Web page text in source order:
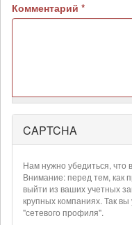
Комментарий *
Более
подробная
информация
текстовых
форматах
CAPTCHA
Нам нужно убедиться, что
Внимание: перед тем, как
выйти из ваших учетных
крупных компаниях. Так
"сетевого профиля".